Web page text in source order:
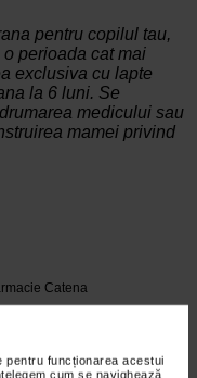
pentru funcționarea acestui
cum se navighează
pentru copilul tau,
perioada cat mai
exclusiva cu lapte
la 6 luni. Se
medicului sau
mamei privind
Catena